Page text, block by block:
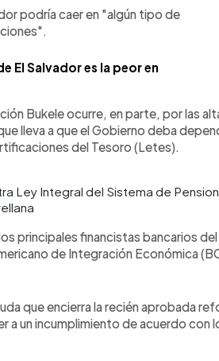
podría caer en "algún tipo de
El Salvador es la peor en
Bukele ocurre, en parte, por las
lleva a que el Gobierno deba
del Tesoro (Letes).
Ley Integral del Sistema de
principales financistas bancarios del
de Integración Económica
que encierra la recién aprobada
a un incumplimiento de acuerdo con